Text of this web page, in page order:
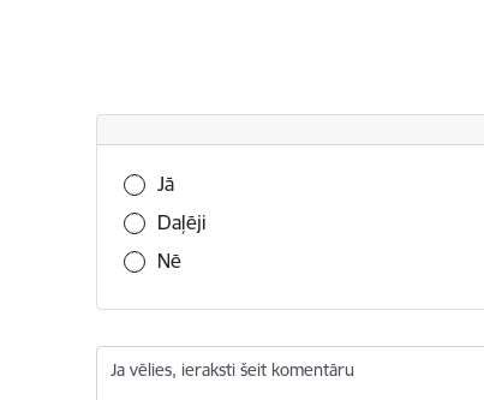
Vai šī informācija bija noderīga?
Jā
Daļēji
Nē
Ja vēlies, ieraksti šeit komentāru